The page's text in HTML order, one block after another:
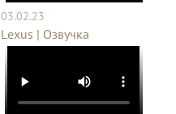
03.02.23
Lexus | Озвучка